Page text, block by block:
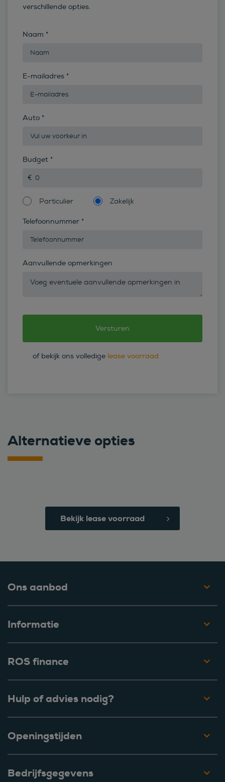
verschillende opties.
Naam *
E-mailadres *
Auto *
Budget *
Particulier Zakelijk
Telefoonnummer *
Aanvullende opmerkingen
of bekijk ons volledige lease voorraad
Alternatieve opties
Bekijk lease voorraad
Ons aanbod
Informatie
ROS finance
Hulp of advies nodig?
Openingstijden
Bedrijfsgegevens